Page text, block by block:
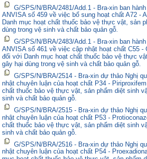
G/SPS/N/BRA/2481/Add.1 - Bra-xin ban
ANVISA số 459 về việc bổ sung hoạt chất A72 -
Danh mục hoạt chất thuốc bảo vệ thực vật, sản
dùng trong vệ sinh và chất bảo quản gỗ.
G/SPS/N/BRA/2483/Add.1 - Bra-xin ban
ANVISA số 461 về việc cập nhật hoạt chất C55 -
đối với Danh mục hoạt chất thuốc bảo vệ thực
gây hại dùng trong vệ sinh và chất bảo quản gỗ.
G/SPS/N/BRA/2514 - Bra-xin dự thảo Nghị
nhật chuyên luận của hoạt chất P34 -
chất thuốc bảo vệ thực vật, sản phẩm diệt sinh
sinh và chất bảo quản gỗ.
G/SPS/N/BRA/2515 - Bra-xin dự thảo Nghị
nhật chuyên luận của hoạt chất P53 -
chất thuốc bảo vệ thực vật, sản phẩm diệt sinh
sinh và chất bảo quản gỗ.
G/SPS/N/BRA/2516 - Bra-xin dự thảo Nghị
nhật chuyên luận của hoạt chất P54 -